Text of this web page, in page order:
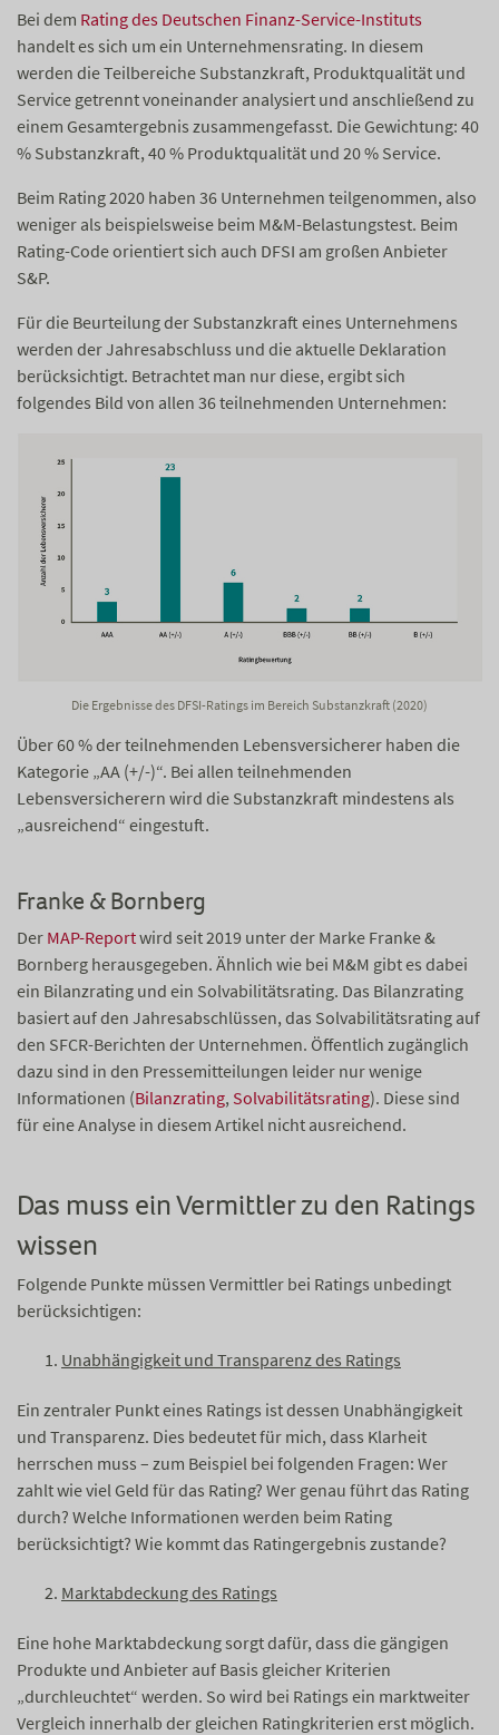
Bei dem Rating des Deutschen Finanz-Service-Instituts
handelt es sich um ein Unternehmensrating. In diesem
werden die Teilbereiche Substanzkraft, Produktqualität und
Service getrennt voneinander analysiert und anschließend zu
einem Gesamtergebnis zusammengefasst. Die Gewichtung: 40
% Substanzkraft, 40 % Produktqualität und 20 % Service.
Beim Rating 2020 haben 36 Unternehmen teilgenommen, also
weniger als beispielsweise beim M&M-Belastungstest. Beim
Rating-Code orientiert sich auch DFSI am großen Anbieter
S&P.
Für die Beurteilung der Substanzkraft eines Unternehmens
werden der Jahresabschluss und die aktuelle Deklaration
berücksichtigt. Betrachtet man nur diese, ergibt sich
folgendes Bild von allen 36 teilnehmenden Unternehmen:
Die Ergebnisse des DFSI-Ratings im Bereich Substanzkraft (2020)
Über 60 % der teilnehmenden Lebensversicherer haben die
Kategorie „AA (+/-)“. Bei allen teilnehmenden
Lebensversicherern wird die Substanzkraft mindestens als
„ausreichend“ eingestuft.
Franke & Bornberg
Der MAP-Reportwird seit 2019 unter der Marke Franke &
Bornberg herausgegeben. Ähnlich wie bei M&M gibt es dabei
ein Bilanzrating und ein Solvabilitätsrating. Das Bilanzrating
basiert auf den Jahresabschlüssen, das Solvabilitätsrating auf
den SFCR-Berichten der Unternehmen. Öffentlich zugänglich
dazu sind in den Pressemitteilungen leider nur wenige
Informationen (Bilanzrating, Solvabilitätsrating). Diese sind
für eine Analyse in diesem Artikel nicht ausreichend.
Das muss ein Vermittler zu den Ratings
wissen
Folgende Punkte müssen Vermittler bei Ratings unbedingt
berücksichtigen:
Unabhängigkeit und Transparenz des Ratings
Ein zentraler Punkt eines Ratings ist dessen Unabhängigkeit
und Transparenz. Dies bedeutet für mich, dass Klarheit
herrschen muss – zum Beispiel bei folgenden Fragen: Wer
zahlt wie viel Geld für das Rating? Wer genau führt das Rating
durch? Welche Informationen werden beim Rating
berücksichtigt? Wie kommt das Ratingergebnis zustande?
Marktabdeckung des Ratings
Eine hohe Marktabdeckung sorgt dafür, dass die gängigen
Produkte und Anbieter auf Basis gleicher Kriterien
„durchleuchtet“ werden. So wird bei Ratings ein marktweiter
Vergleich innerhalb der gleichen Ratingkriterien erst möglich.